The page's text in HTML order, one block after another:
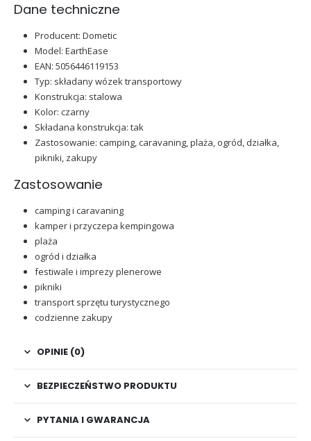
Dane techniczne
Producent: Dometic
Model: EarthEase
EAN: 5056446119153
Typ: składany wózek transportowy
Konstrukcja: stalowa
Kolor: czarny
Składana konstrukcja: tak
Zastosowanie: camping, caravaning, plaża, ogród, działka,
pikniki, zakupy
Zastosowanie
camping i caravaning
kamper i przyczepa kempingowa
plaża
ogród i działka
festiwale i imprezy plenerowe
pikniki
transport sprzętu turystycznego
codzienne zakupy
OPINIE (0)
BEZPIECZEŃSTWO PRODUKTU
PYTANIA I GWARANCJA